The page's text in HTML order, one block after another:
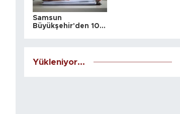
Samsun
Büyükşehir'den 10
Yükleniyor...